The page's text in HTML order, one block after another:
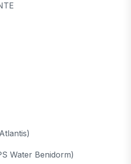
Water Benidorm)